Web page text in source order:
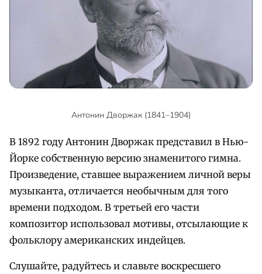
Антонин Дворжак (1841–1904)
В 1892 году Антонин Дворжак представил в Нью-
Йорке собственную версию знаменитого гимна.
Произведение, ставшее выражением личной веры
музыканта, отличается необычным для того
времени подходом. В третьей его части
композитор использовал мотивы, отсылающие к
фольклору американских индейцев.
Слушайте, радуйтесь и славьте воскресшего